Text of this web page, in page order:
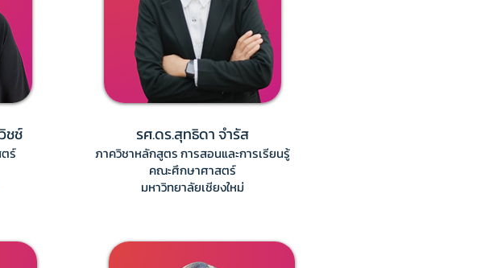
รศ.ดร.สุทธิดา จำรัส
ภาควิชาหลักสูตร การสอนและการเรียนรู้
คณะศึกษาศาสตร์
มหาวิทยาลัยเชียงใหม่
ชช์
ร์